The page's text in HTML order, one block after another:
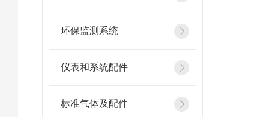
环保监测系统
仪表和系统配件
标准气体及配件